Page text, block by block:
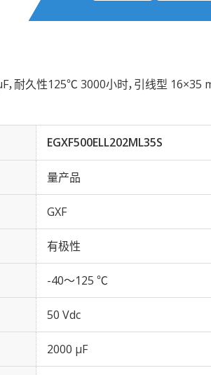
耐久性125℃ 3000小时，引线型 16×35
EGXF500ELL202ML35S
量产品
GXF
有极性
-40～125 ℃
50 Vdc
2000 µF